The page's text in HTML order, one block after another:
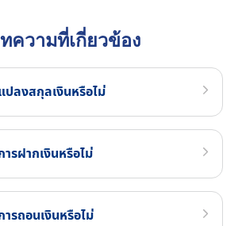
ความที่เกี่ยวข้อง
ปลงสกุลเงินหรือไม่
รฝากเงินหรือไม่
รถอนเงินหรือไม่